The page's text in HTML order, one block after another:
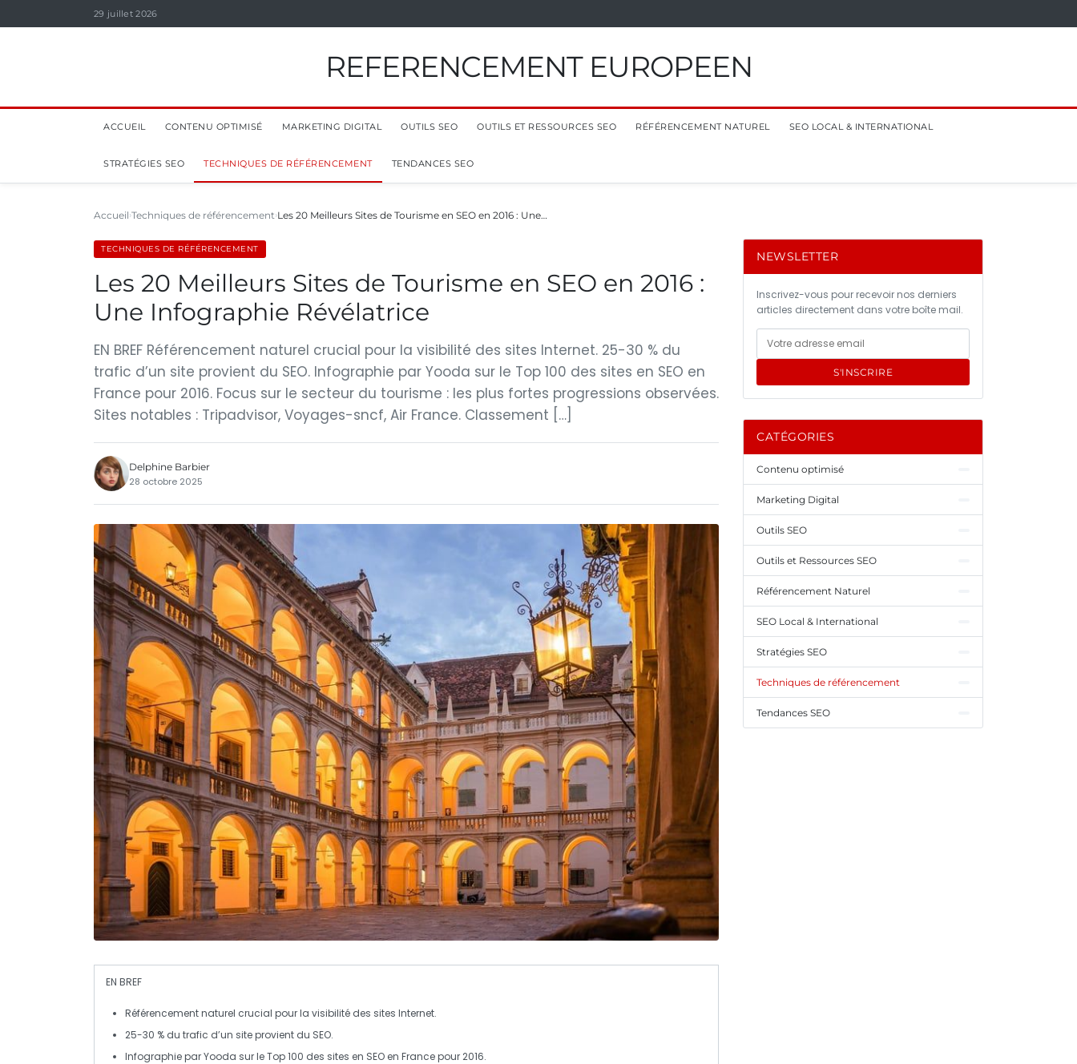
29 juillet 2026
REFERENCEMENT EUROPEEN
ACCUEIL CONTENU OPTIMISÉ MARKETING DIGITAL OUTILS SEO OUTILS ET RESSOURCES SEO RÉFÉRENCEMENT NATUREL SEO LOCAL & INTERNATIONAL
STRATÉGIES SEO TECHNIQUES DE RÉFÉRENCEMENT TENDANCES SEO
Accueil Techniques de référencement Les 20 Meilleurs Sites de Tourisme en SEO en 2016 : Une…
TECHNIQUES DE RÉFÉRENCEMENT
Les 20 Meilleurs Sites de Tourisme en SEO en 2016 :
Une Infographie Révélatrice
EN BREF Référencement naturel crucial pour la visibilité des sites Internet. 25-30 % du
trafic d’un site provient du SEO. Infographie par Yooda sur le Top 100 des sites en SEO en
France pour 2016. Focus sur le secteur du tourisme : les plus fortes progressions observées.
Sites notables : Tripadvisor, Voyages-sncf, Air France. Classement […]
Delphine Barbier
28 octobre 2025
EN BREF
Référencement naturel crucial pour la visibilité des sites Internet.
25-30 % du trafic d’un site provient du SEO.
Infographie parYooda sur leTop 100 des sites en SEO en France pour 2016.
NEWSLETTER
Inscrivez-vous pour recevoir nos derniers
articles directement dans votre boîte mail.
S'INSCRIRE
CATÉGORIES
Contenu optimisé
Marketing Digital
Outils SEO
Outils et Ressources SEO
Référencement Naturel
SEO Local & International
Stratégies SEO
Techniques de référencement
Tendances SEO